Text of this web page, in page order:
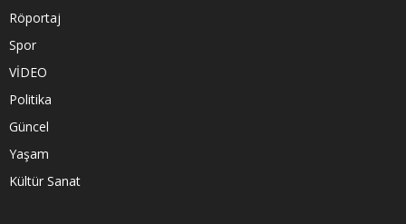
Röportaj
Spor
VİDEO
Politika
Güncel
Yaşam
Kültür Sanat